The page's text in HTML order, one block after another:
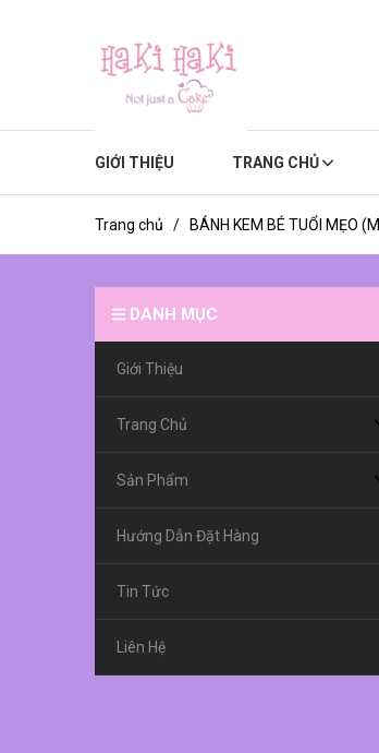
GIỚI THIỆU TRANG CHỦ
Trang chủ / BÁNH KEM BÉ TUỔI MẸO
DANH MỤC
Giới Thiệu
Trang Chủ
Sản Phẩm
Hướng Dẫn Đặt Hàng
Tin Tức
Liên Hệ